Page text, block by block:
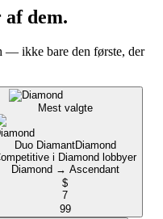
dem.
— ikke bare den første, der
Mest valgte
Duo DiamantDiamond
i Diamond lobbyer
Diamond → Ascendant
$
7
99